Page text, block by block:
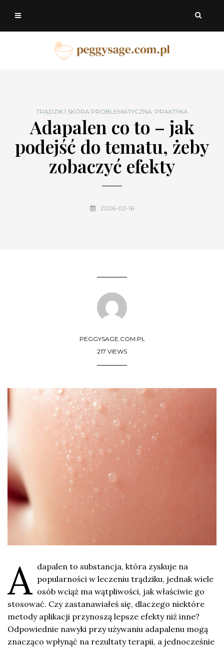
TRĄDZIK I SKÓRA PROBLEMATYCZNA: PRAKTYKA
Adapalen co to – jak
podejść do tematu, żeby
zobaczyć efekty
2026-02-16
PEGGYSAGE.COM.PL
217 VIEWS
A dapalen to substancja, która zyskuje na
popularności w leczeniu trądziku, jednak wiele
osób wciąż ma wątpliwości, jak właściwie go
stosować. Czy zastanawiałeś się, dlaczego niektóre
metody aplikacji przynoszą lepsze efekty niż inne?
Odpowiednie nawyki przy używaniu adapalenu mogą
znacząco wpłynąć na rezultaty terapii, a jednocześnie